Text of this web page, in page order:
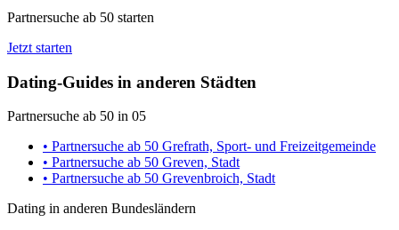
Partnersuche ab 50 starten
Jetzt starten
Dating-Guides in anderen Städten
Partnersuche ab 50 in 05
• Partnersuche ab 50 Grefrath, Sport- und Freizeitgemeinde
• Partnersuche ab 50 Greven, Stadt
• Partnersuche ab 50 Grevenbroich, Stadt
Dating in anderen Bundesländern